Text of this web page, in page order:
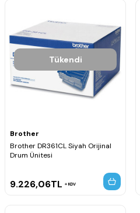
Tükendi
Brother
Brother DR361CL Siyah Orijinal
Drum Ünitesi
9.226,06TL KDV